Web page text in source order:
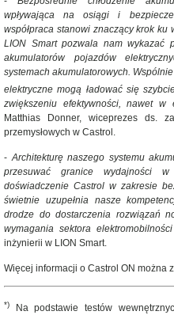
wpływająca na osiągi i
współpraca stanowi znaczący krok
LION Smart pozwala nam wykazać
akumulatorów pojazdów
systemach akumulatorowych.
elektryczne mogą ładować się
zwiększeniu efektywności, nawet w
Matthias Donner, wiceprezes ds.
przemysłowych w Castrol.
-Architekturę naszego systemu
przesuwać granice wydajności
doświadczenie Castrol w zakresie
świetnie uzupełnia nasze
drodze do dostarczenia rozwiązań
wymagania sektora elektromobilności
inżynierii w LION Smart.
Więcej informacji o Castrol ON można
*)
Na podstawie testów